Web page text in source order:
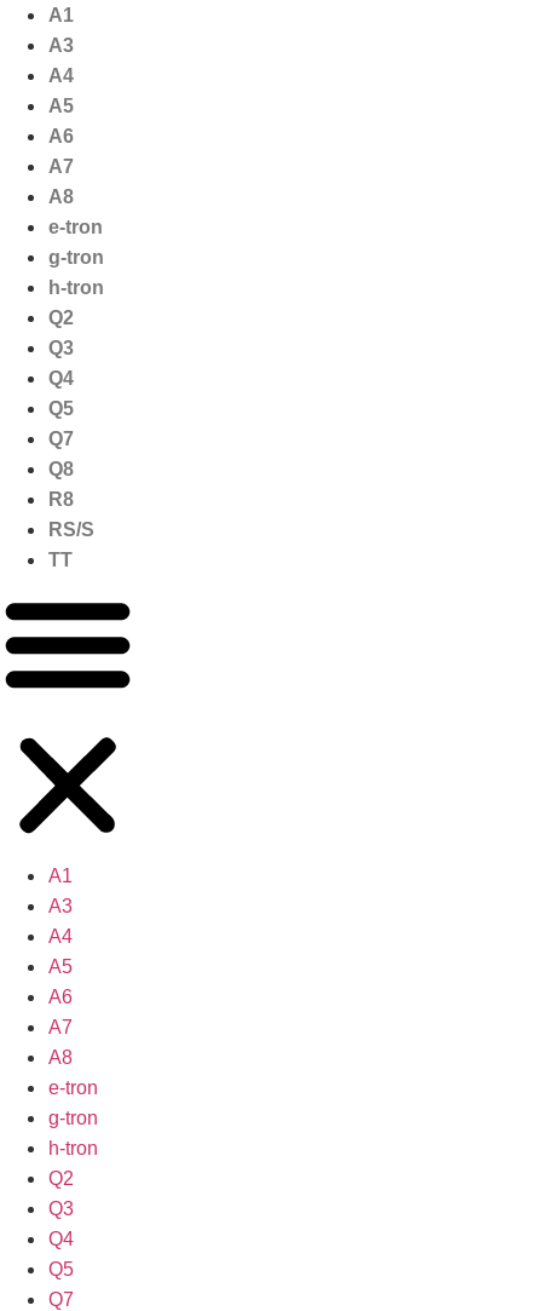
naar
inhoud
A1
A3
A4
A5
A6
A7
A8
e-tron
g-tron
h-tron
Q2
Q3
Q4
Q5
Q7
Q8
R8
RS/S
TT
A1
A3
A4
A5
A6
A7
A8
e-tron
g-tron
h-tron
Q2
Q3
Q4
Q5
Q7